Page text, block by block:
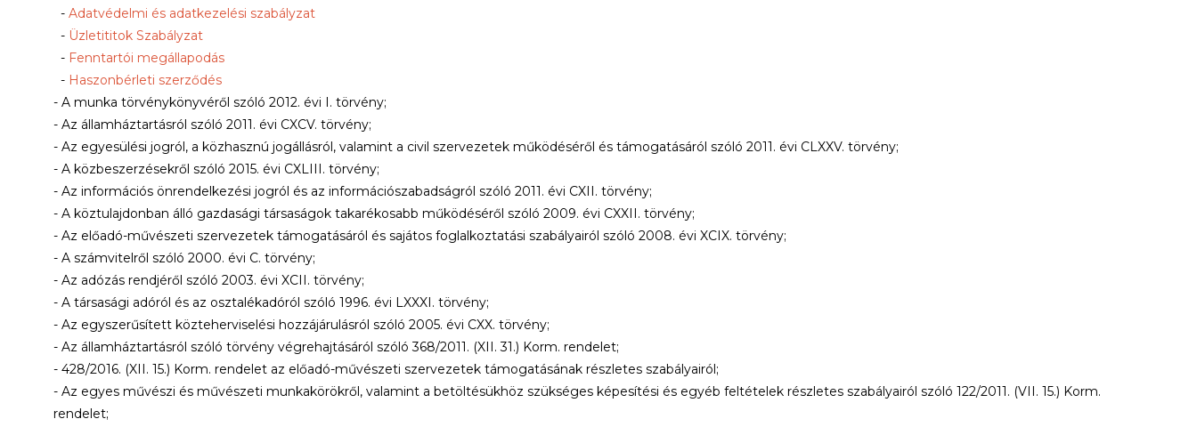
- Adatvédelmi és adatkezelési szabályzat
- Üzletititok Szabályzat
- Fenntartói megállapodás
- Haszonbérleti szerződés
- A munka törvénykönyvéről szóló 2012. évi I. törvény;
- Az államháztartásról szóló 2011. évi CXCV. törvény;
- Az egyesülési jogról, a közhasznú jogállásról, valamint a civil szervezetek működéséről és támogatásáról szóló 2011. évi CLXXV. törvény;
- A közbeszerzésekről szóló 2015. évi CXLIII. törvény;
- Az információs önrendelkezési jogról és az információszabadságról szóló 2011. évi CXII. törvény;
- A köztulajdonban álló gazdasági társaságok takarékosabb működéséről szóló 2009. évi CXXII. törvény;
- Az előadó-művészeti szervezetek támogatásáról és sajátos foglalkoztatási szabályairól szóló 2008. évi XCIX. törvény;
- A számvitelről szóló 2000. évi C. törvény;
- Az adózás rendjéről szóló 2003. évi XCII. törvény;
- A társasági adóról és az osztalékadóról szóló 1996. évi LXXXI. törvény;
- Az egyszerűsített közteherviselési hozzájárulásról szóló 2005. évi CXX. törvény;
- Az államháztartásról szóló törvény végrehajtásáról szóló 368/2011. (XII. 31.) Korm. rendelet;
- 428/2016. (XII. 15.) Korm. rendelet az előadó-művészeti szervezetek támogatásának részletes szabályairól;
- Az egyes művészi és művészeti munkakörökről, valamint a betöltésükhöz szükséges képesítési és egyéb feltételek részletes szabályairól szóló 122/2011. (VII. 15.) Korm.
rendelet;